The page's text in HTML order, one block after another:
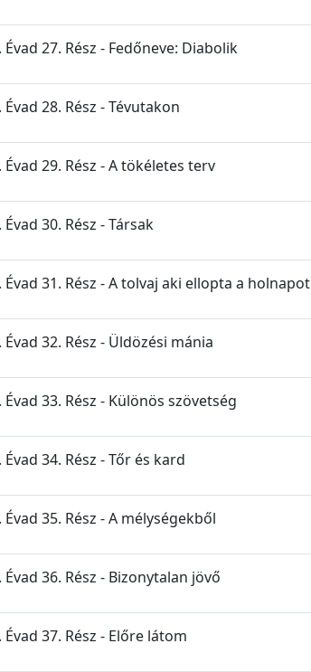
27. Rész - Fedőneve: Diabolik
28. Rész - Tévutakon
29. Rész - A tökéletes terv
30. Rész - Társak
Évad 31. Rész - A tolvaj aki ellopta a holnapot
32. Rész - Üldözési mánia
33. Rész - Különös szövetség
34. Rész - Tőr és kard
35. Rész - A mélységekből
36. Rész - Bizonytalan jövő
37. Rész - Előre látom